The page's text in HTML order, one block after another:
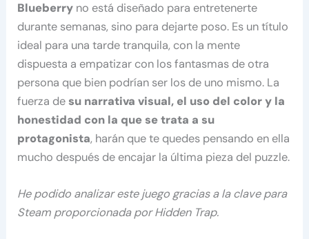
Blueberry no está diseñado para entretenerte
durante semanas, sino para dejarte poso. Es un título
ideal para una tarde tranquila, con la mente
dispuesta a empatizar con los fantasmas de otra
persona que bien podrían ser los de uno mismo. La
fuerza desu narrativa visual, el uso del color y la
honestidad con la que se trata a su
protagonista, harán que te quedes pensando en ella
mucho después de encajar la última pieza del puzzle.
He podido analizar este juego gracias a la clave para
Steam proporcionada por Hidden Trap.